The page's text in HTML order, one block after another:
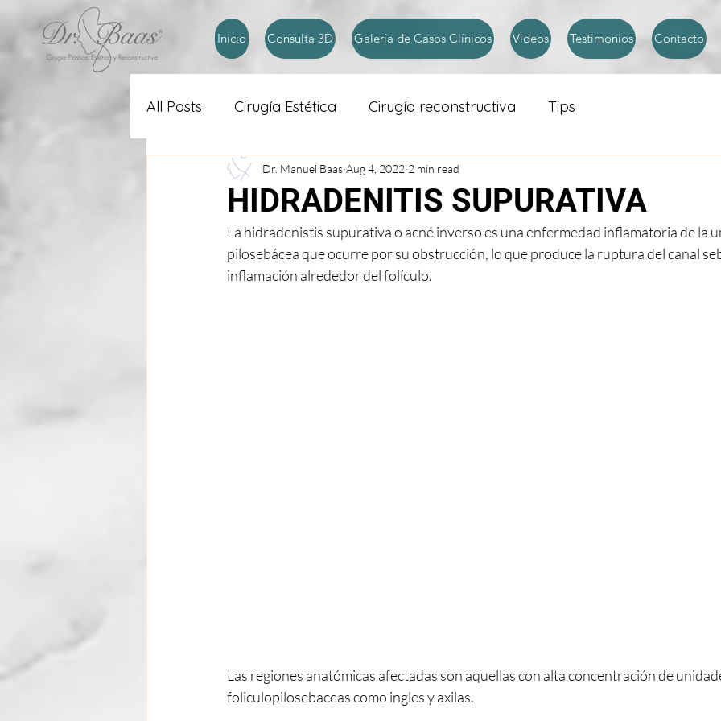
Inicio Consulta 3D Galería de Casos Clínicos Videos Testimonios Contacto
All Posts Cirugía Estética Cirugía reconstructiva Tips
HIDRADENITIS SUPURATIVA
Dr. Manuel Baas Aug 4, 2022 2 min read
La hidradenistis supurativa o acné inverso es una enfermedad inflamatoria de la
pilosebácea que ocurre por su obstrucción, lo que produce la ruptura del canal
inflamación alrededor del folículo.
Las regiones anatómicas afectadas son aquellas con alta concentración de
foliculopilosebaceas como ingles y axilas.